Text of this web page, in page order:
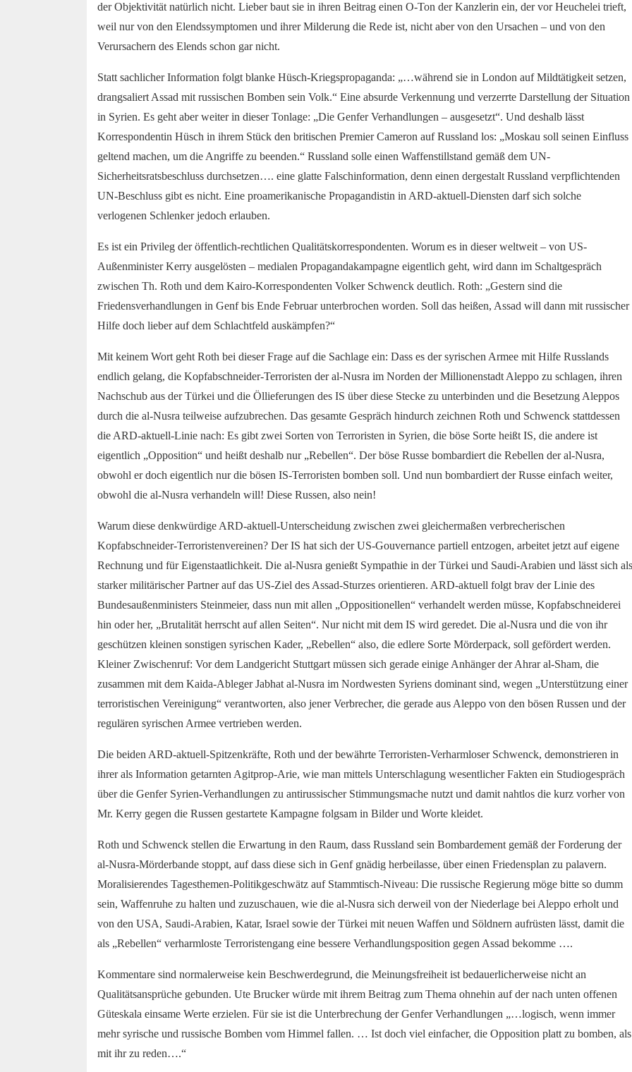
der Objektivität natürlich nicht. Lieber baut sie in ihren Beitrag einen O-Ton der Kanzlerin ein, der vor Heuchelei trieft,
weil nur von den Elendssymptomen und ihrer Milderung die Rede ist, nicht aber von den Ursachen – und von den
Verursachern des Elends schon gar nicht.
Statt sachlicher Information folgt blanke Hüsch-Kriegspropaganda: „…während sie in London auf Mildtätigkeit setzen,
drangsaliert Assad mit russischen Bomben sein Volk.“ Eine absurde Verkennung und verzerrte Darstellung der Situation
in Syrien. Es geht aber weiter in dieser Tonlage: „Die Genfer Verhandlungen – ausgesetzt“. Und deshalb lässt
Korrespondentin Hüsch in ihrem Stück den britischen Premier Cameron auf Russland los: „Moskau soll seinen Einfluss
geltend machen, um die Angriffe zu beenden.“ Russland solle einen Waffenstillstand gemäß dem UN-
Sicherheitsratsbeschluss durchsetzen…. eine glatte Falschinformation, denn einen dergestalt Russland verpflichtenden
UN-Beschluss gibt es nicht. Eine proamerikanische Propagandistin in ARD-aktuell-Diensten darf sich solche
verlogenen Schlenker jedoch erlauben.
Es ist ein Privileg der öffentlich-rechtlichen Qualitätskorrespondenten. Worum es in dieser weltweit – von US-
Außenminister Kerry ausgelösten – medialen Propagandakampagne eigentlich geht, wird dann im Schaltgespräch
zwischen Th. Roth und dem Kairo-Korrespondenten Volker Schwenck deutlich. Roth: „Gestern sind die
Friedensverhandlungen in Genf bis Ende Februar unterbrochen worden. Soll das heißen, Assad will dann mit russischer
Hilfe doch lieber auf dem Schlachtfeld auskämpfen?“
Mit keinem Wort geht Roth bei dieser Frage auf die Sachlage ein: Dass es der syrischen Armee mit Hilfe Russlands
endlich gelang, die Kopfabschneider-Terroristen der al-Nusra im Norden der Millionenstadt Aleppo zu schlagen, ihren
Nachschub aus der Türkei und die Öllieferungen des IS über diese Stecke zu unterbinden und die Besetzung Aleppos
durch die al-Nusra teilweise aufzubrechen. Das gesamte Gespräch hindurch zeichnen Roth und Schwenck stattdessen
die ARD-aktuell-Linie nach: Es gibt zwei Sorten von Terroristen in Syrien, die böse Sorte heißt IS, die andere ist
eigentlich „Opposition“ und heißt deshalb nur „Rebellen“. Der böse Russe bombardiert die Rebellen der al-Nusra,
obwohl er doch eigentlich nur die bösen IS-Terroristen bomben soll. Und nun bombardiert der Russe einfach weiter,
obwohl die al-Nusra verhandeln will! Diese Russen, also nein!
Warum diese denkwürdige ARD-aktuell-Unterscheidung zwischen zwei gleichermaßen verbrecherischen
Kopfabschneider-Terroristenvereinen? Der IS hat sich der US-Gouvernance partiell entzogen, arbeitet jetzt auf eigene
Rechnung und für Eigenstaatlichkeit. Die al-Nusra genießt Sympathie in der Türkei und Saudi-Arabien und lässt sich als
starker militärischer Partner auf das US-Ziel des Assad-Sturzes orientieren. ARD-aktuell folgt brav der Linie des
Bundesaußenministers Steinmeier, dass nun mit allen „Oppositionellen“ verhandelt werden müsse, Kopfabschneiderei
hin oder her, „Brutalität herrscht auf allen Seiten“. Nur nicht mit dem IS wird geredet. Die al-Nusra und die von ihr
geschützen kleinen sonstigen syrischen Kader, „Rebellen“ also, die edlere Sorte Mörderpack, soll gefördert werden.
Kleiner Zwischenruf: Vor dem Landgericht Stuttgart müssen sich gerade einige Anhänger der Ahrar al-Sham, die
zusammen mit dem Kaida-Ableger Jabhat al-Nusra im Nordwesten Syriens dominant sind, wegen „Unterstützung einer
terroristischen Vereinigung“ verantworten, also jener Verbrecher, die gerade aus Aleppo von den bösen Russen und der
regulären syrischen Armee vertrieben werden.
Die beiden ARD-aktuell-Spitzenkräfte, Roth und der bewährte Terroristen-Verharmloser Schwenck, demonstrieren in
ihrer als Information getarnten Agitprop-Arie, wie man mittels Unterschlagung wesentlicher Fakten ein Studiogespräch
über die Genfer Syrien-Verhandlungen zu antirussischer Stimmungsmache nutzt und damit nahtlos die kurz vorher von
Mr. Kerry gegen die Russen gestartete Kampagne folgsam in Bilder und Worte kleidet.
Roth und Schwenck stellen die Erwartung in den Raum, dass Russland sein Bombardement gemäß der Forderung der
al-Nusra-Mörderbande stoppt, auf dass diese sich in Genf gnädig herbeilasse, über einen Friedensplan zu palavern.
Moralisierendes Tagesthemen-Politikgeschwätz auf Stammtisch-Niveau: Die russische Regierung möge bitte so dumm
sein, Waffenruhe zu halten und zuzuschauen, wie die al-Nusra sich derweil von der Niederlage bei Aleppo erholt und
von den USA, Saudi-Arabien, Katar, Israel sowie der Türkei mit neuen Waffen und Söldnern aufrüsten lässt, damit die
als „Rebellen“ verharmloste Terroristengang eine bessere Verhandlungsposition gegen Assad bekomme ….
Kommentare sind normalerweise kein Beschwerdegrund, die Meinungsfreiheit ist bedauerlicherweise nicht an
Qualitätsansprüche gebunden. Ute Brucker würde mit ihrem Beitrag zum Thema ohnehin auf der nach unten offenen
Güteskala einsame Werte erzielen. Für sie ist die Unterbrechung der Genfer Verhandlungen „…logisch, wenn immer
mehr syrische und russische Bomben vom Himmel fallen. … Ist doch viel einfacher, die Opposition platt zu bomben, als
mit ihr zu reden….“